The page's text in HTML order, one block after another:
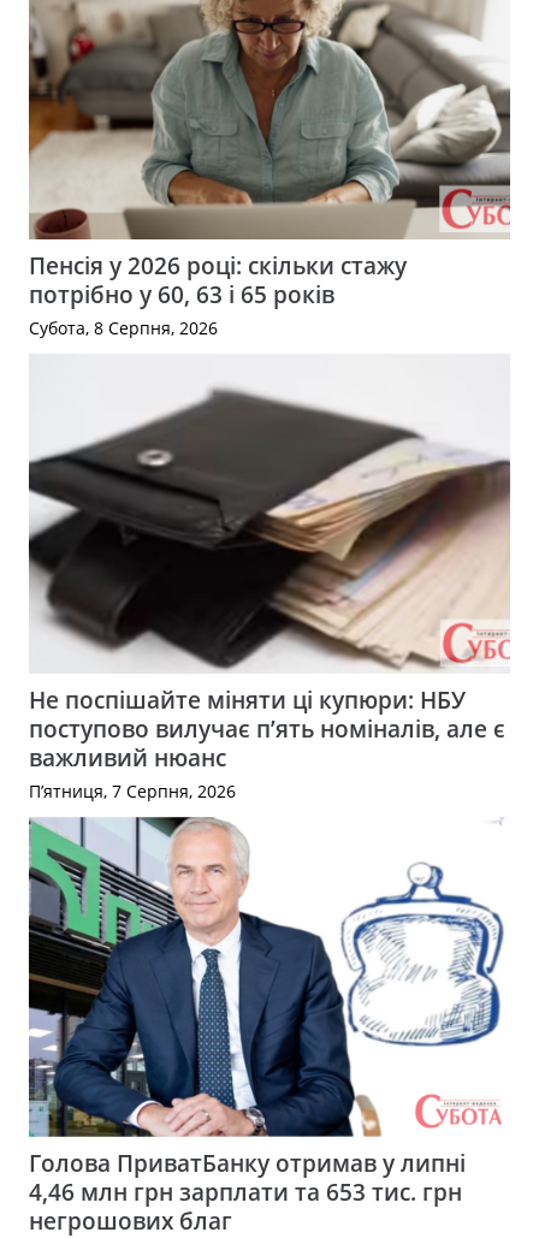
Пенсія у 2026 році: скільки стажу
потрібно у 60, 63 і 65 років
Субота, 8 Серпня, 2026
Не поспішайте міняти ці купюри: НБУ
поступово вилучає п’ять номіналів, але є
важливий нюанс
П’ятниця, 7 Серпня, 2026
Голова ПриватБанку отримав у липні
4,46 млн грн зарплати та 653 тис. грн
негрошових благ